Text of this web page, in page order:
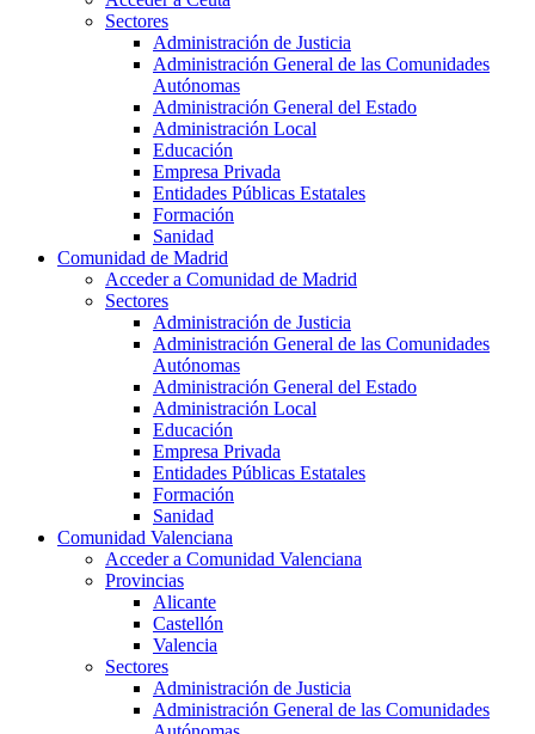
Sectores
Administración de Justicia
Administración General de las Comunidades
Autónomas
Administración General del Estado
Administración Local
Educación
Empresa Privada
Entidades Públicas Estatales
Formación
Sanidad
Comunidad de Madrid
Acceder a Comunidad de Madrid
Sectores
Administración de Justicia
Administración General de las Comunidades
Autónomas
Administración General del Estado
Administración Local
Educación
Empresa Privada
Entidades Públicas Estatales
Formación
Sanidad
Comunidad Valenciana
Acceder a Comunidad Valenciana
Provincias
Alicante
Castellón
Valencia
Sectores
Administración de Justicia
Administración General de las Comunidades